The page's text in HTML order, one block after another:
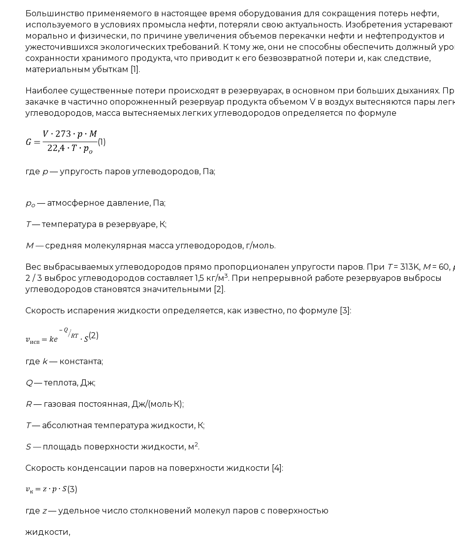
Большинство применяемого в настоящее время оборудования для сокращения потерь нефти,
используемого в условиях промысла нефти, потеряли свою актуальность. Изобретения устаревают
морально и физически, по причине увеличения объемов перекачки нефти и нефтепродуктов и
ужесточившихся экологических требований. К тому же, они не способны обеспечить должный
сохранности хранимого продукта, что приводит к его безвозвратной потери и, как следствие,
материальным убыткам [1].
Наиболее существенные потери происходят в резервуарах, в основном при больших дыханиях.
закачке в частично опорожненный резервуар продукта объемом V в воздух вытесняются пары
углеводородов, масса вытесняемых легких углеводородов определяется по формуле
(1)
где p— упругость паров углеводородов, Па;
po — атмосферное давление, Па;
T— температура в резервуаре, К;
M —средняя молекулярная масса углеводородов, г/моль.
Вес выбрасываемых углеводородов прямо пропорционален упругости паров. При T= 313K, M= 60,
2 / 3 выброс углеводородов составляет 1,5 кг/м3. При непрерывной работе резервуаров выбросы
углеводородов становятся значительными [2].
Скорость испарения жидкости определяется, как известно, по формуле [3]:
(2)
где k— константа;
Q— теплота, Дж;
R— газовая постоянная, Дж/(моль·К);
T— абсолютная температура жидкости, К;
S — площадь поверхности жидкости, м2.
Скорость конденсации паров на поверхности жидкости [4]:
(3)
где z— удельное число столкновений молекул паров с поверхностью
жидкости,